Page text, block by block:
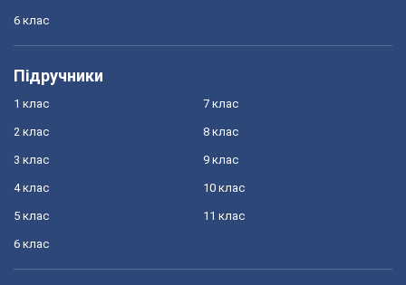
6 клас
Підручники
1 клас
2 клас
3 клас
4 клас
5 клас
6 клас
7 клас
8 клас
9 клас
10 клас
11 клас